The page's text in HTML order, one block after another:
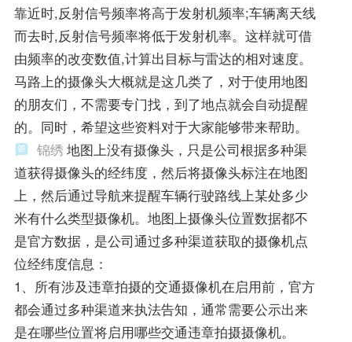
靠近时,反射信号频率将高于发射机频率;车辆离天线
而去时,反射信号频率将低于发射机率。这样就可借
由频率的改变数值,计算出目标与雷达的相对速度。
马路上的摄像头大概就是这几类了，对于使用地图
的朋友们，不需要专门找，到了地点就会自动提醒
的。同时，希望这些资料对于大家能够带来帮助。
锦绣 地图上没有摄像头，只是公司根据多种渠
道获得摄像头的经纬度，然后将摄像头标注在地图
上，然后通过导航来提醒车辆行驶路线上某处多少
米有什么类型摄像机。地图上摄像头位置数据都不
是官方数据，是公司通过多种渠道获取的摄像机点
位经纬度信息：
1、所有涉及违章拍摄的交通摄像机在启用前，官方
都会通过多种渠道来执法告知，通常需要公示出来
是在哪些位置将启用哪些交通违章拍摄摄像机。